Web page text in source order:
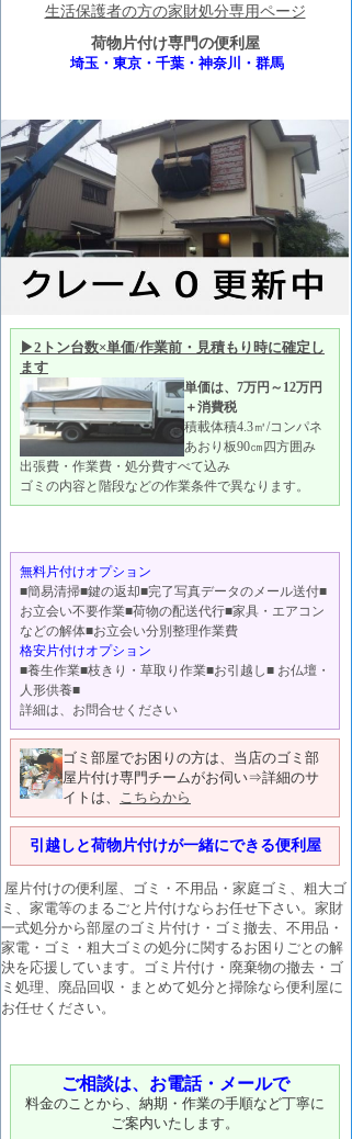
生活保護者の方の家財処分専用ページ
荷物片付け専門の便利屋
埼玉・東京・千葉・神奈川・群馬
▶2トン台数×単価/作業前・見積もり時に確定し
ます
単価は、7万円～12万円
＋消費税
積載体積4.3㎥/コンパネ
あおり板90㎝四方囲み
出張費・作業費・処分費すべて込み
ゴミの内容と階段などの作業条件で異なります。
無料片付けオプション
■簡易清掃■鍵の返却■完了写真データのメール送付■
お立会い不要作業■荷物の配送代行■家具・エアコン
などの解体■お立会い分別整理作業費
格安片付けオプション
■養生作業■枝きり・草取り作業■お引越し■ お仏壇・
人形供養■
詳細は、お問合せください
ゴミ部屋でお困りの方は、当店のゴミ部
屋片付け専門チームがお伺い⇒詳細のサ
イトは、 こちらから
引越しと荷物片付けが一緒にできる便利屋
屋片付けの便利屋、ゴミ・不用品・家庭ゴミ、粗大ゴ
ミ、家電等のまるごと片付けならお任せ下さい。家財
一式処分から部屋のゴミ片付け・ゴミ撤去、不用品・
家電・ゴミ・粗大ゴミの処分に関するお困りごとの解
決を応援しています。ゴミ片付け・廃棄物の撤去・ゴ
ミ処理、廃品回収・まとめて処分と掃除なら便利屋に
お任せください。
ご相談は、お電話・メールで
料金のことから、納期・作業の手順など丁寧に
ご案内いたします。